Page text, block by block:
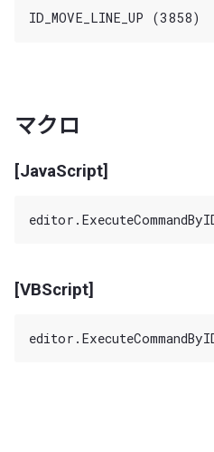
マクロ
[JavaScript]
[VBScript]